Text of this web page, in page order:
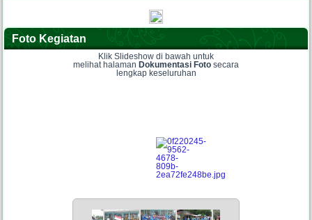
Foto Kegiatan
Klik Slideshow di bawah untuk
melihat halaman Dokumentasi Foto secara
lengkap keseluruhan